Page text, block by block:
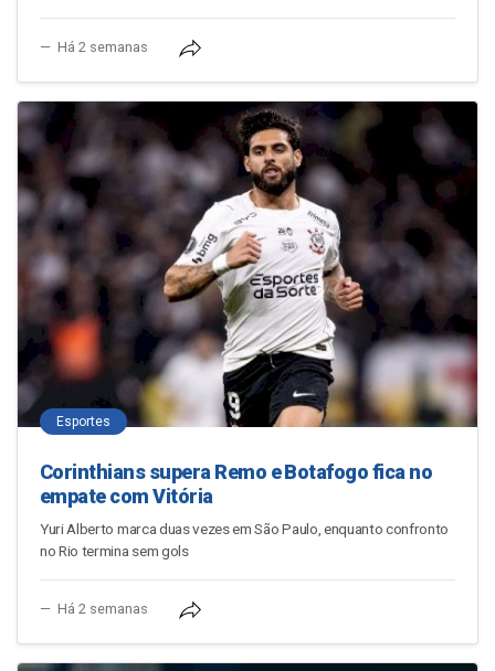
Há 2 semanas
Esportes
Corinthians supera Remo e Botafogo fica no
empate com Vitória
Yuri Alberto marca duas vezes em São Paulo, enquanto confronto
no Rio termina sem gols
Há 2 semanas